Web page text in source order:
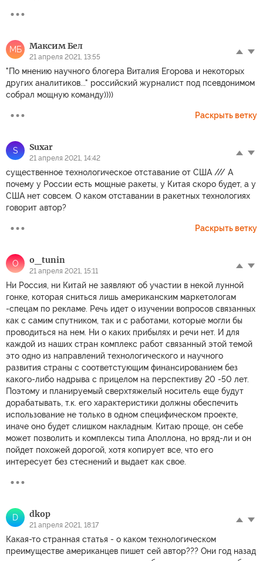
МБ Максим Бел
21 апреля 2021, 13:55
"По мнению научного блогера Виталия Егорова и некоторых
других аналитиков..." российский журналист под псевдонимом
собрал мощную команду))))
Раскрыть ветку
S Suxar
21 апреля 2021, 14:42
существенное технологическое отставание от США /// А
почему у России есть мощные ракеты, у Китая скоро будет, а у
США нет совсем. О каком отставании в ракетных технологиях
говорит автор?
Раскрыть ветку
O o_tunin
21 апреля 2021, 15:11
Ни Россия, ни Китай не заявляют об участии в некой лунной
гонке, которая сниться лишь американским маркетологам
-спецам по рекламе. Речь идет о изучении вопросов связанных
как с самим спутником, так и с работами, которые могли бы
проводиться на нем. Ни о каких прибылях и речи нет. И для
каждой из наших стран комплекс работ связанный этой темой
это одно из направлений технологического и научного
развития страны с соответстующим финансированием без
какого-либо надрыва с прицелом на перспективу 20 -50 лет.
Поэтому и планируемый сверхтяжелый носитель еще будут
дорабатывать, т.к. его характеристики должны обеспечить
использование не только в одном специфическом проекте,
иначе оно будет слишком накладным. Китаю проще, он себе
может позволить и комплексы типа Аполлона, но вряд-ли и он
пойдет похожей дорогой, хотя копирует все, что его
интересует без стеснений и выдает как свое.
D dkop
21 апреля 2021, 18:17
Какая-то странная статья - о каком технологическом
преимуществе американцев пишет сей автор??? Они год назад